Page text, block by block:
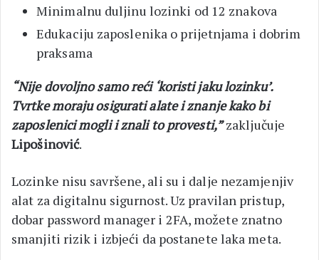
Minimalnu duljinu lozinki od 12 znakova
Edukaciju zaposlenika o prijetnjama i dobrim
praksama
“Nije dovoljno samo reći ‘koristi jaku lozinku’.
Tvrtke moraju osigurati alate i znanje kako bi
zaposlenici mogli i znali to provesti,”zaključuje
Lipošinović.
Lozinke nisu savršene, ali su i dalje nezamjenjiv
alat za digitalnu sigurnost. Uz pravilan pristup,
dobar password manager i 2FA, možete znatno
smanjiti rizik i izbjeći da postanete laka meta.